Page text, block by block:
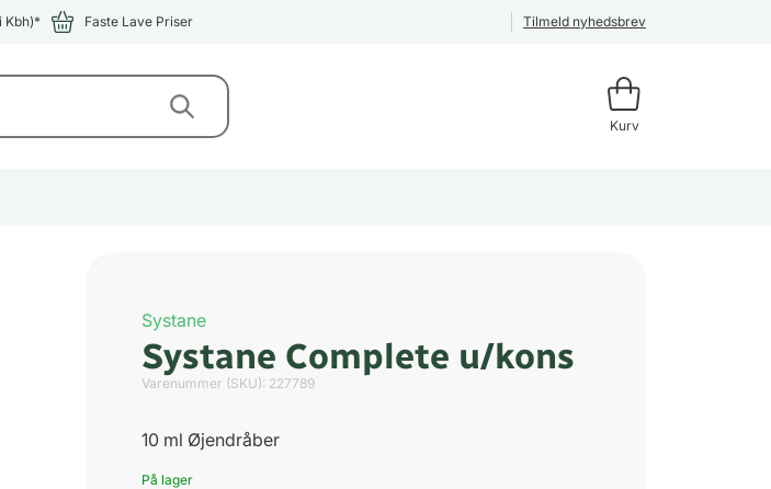
Kbh)* Faste Lave Priser Tilmeld nyhedsbrev
Kurv
Systane
Systane Complete u/kons
Varenummer (SKU): 227789
10 ml Øjendråber
På lager